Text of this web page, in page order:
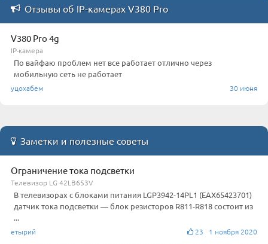
Отзывы об IP-камерах V380 Pro
V380 Pro 4g
IP-камера
По вайфаю проблем нет все работает отлично через
мобильную сеть не работает
уцохабем 30 июня
Заметки и полезные советы
Ограничение тока подсветки
Телевизор LG 42LB653V
В телевизорах с блоками питания LGP3942-14PL1 (EAX65423701)
датчик тока подсветки — блок резисторов R811-R818 состоит из
...
етырий 23 1 ноября 2020